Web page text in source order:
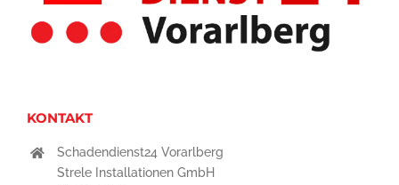
KONTAKT
Schadendienst24 Vorarlberg
Strele Installationen GmbH